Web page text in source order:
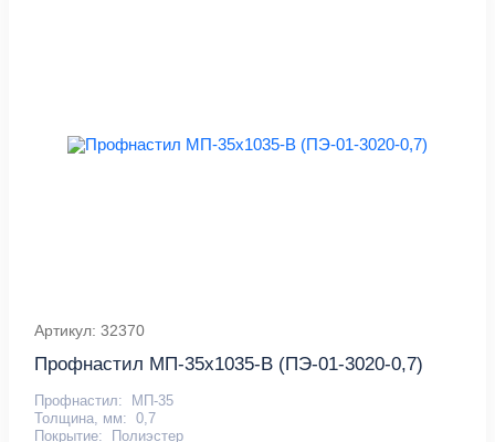
Артикул: 32370
Профнастил МП-35x1035-B (ПЭ-01-3020-0,7)
Профнастил:
МП-35
Толщина, мм: 0,7
Покрытие:
Полиэстер